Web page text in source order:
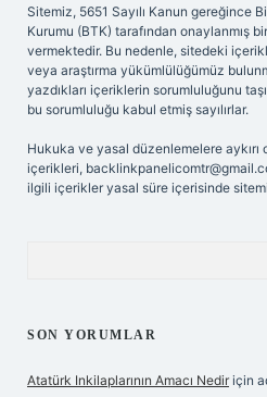
Sitemiz, 5651 Sayılı Kanun gereğince
Kurumu (BTK) tarafından onaylanmış
vermektedir. Bu nedenle, sitedeki
veya araştırma yükümlülüğümüz
yazdıkları içeriklerin sorumluluğunu
bu sorumluluğu kabul etmiş sayılırlar.
Hukuka ve yasal düzenlemelere
içerikleri,
ilgili içerikler yasal süre içerisinde
SON YORUMLAR
Atatürk Inkilaplarının Amacı Nedir için